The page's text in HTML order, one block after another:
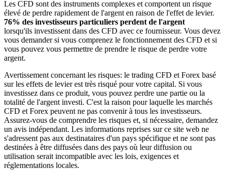
Les CFD sont des instruments complexes et comportent un risque
élevé de perdre rapidement de l'argent en raison de l'effet de levier.
76% des investisseurs particuliers perdent de l'argent
lorsqu'ils investissent dans des CFD avec ce fournisseur. Vous devez
vous demander si vous comprenez le fonctionnement des CFD et si
vous pouvez vous permettre de prendre le risque de perdre votre
argent.
Avertissement concernant les risques: le trading CFD et Forex basé
sur les effets de levier est très risqué pour votre capital. Si vous
investissez dans ce produit, vous pouvez perdre une partie ou la
totalité de l'argent investi. C'est la raison pour laquelle les marchés
CFD et Forex peuvent ne pas convenir à tous les investisseurs.
Assurez-vous de comprendre les risques et, si nécessaire, demandez
un avis indépendant. Les informations reprises sur ce site web ne
s'adressent pas aux destinataires d'un pays spécifique et ne sont pas
destinées à être diffusées dans des pays où leur diffusion ou
utilisation serait incompatible avec les lois, exigences et
réglementations locales.